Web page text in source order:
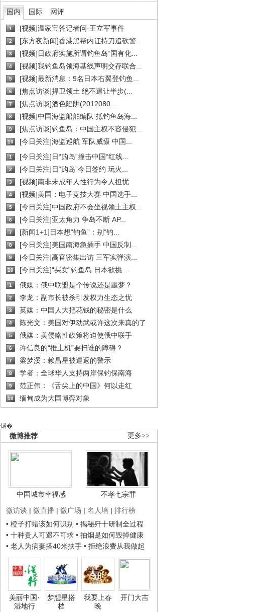
国内 国际 网评
1 [视频]温家宝答记者问·王立军事件
2 [东方夜新闻]香港黑帮内讧持刀追砍警...
3 [视频]日政府实施所谓钓鱼岛“国有化...
4 [视频]我钓鱼岛领海基线声明交存联合...
5 [视频]最新消息：9名日本右翼登钓鱼...
6 [焦点访谈]捍卫领土 绝不退让半步(...
7 [焦点访谈]酒色陷阱(2012080...
8 [视频]中国海监船舶编队 抵钓鱼岛海...
9 [焦点访谈]钓鱼岛：中国主权不容侵犯...
10 [今日关注]海监巡航 军队威慑 中国...
1 [今日关注]日“购岛”撞击中国“红线...
2 [今日关注]日“购岛”今日签约 玩火...
3 [视频]南非未成年人性行为令人担忧
4 [视频]美国：电子竞技大赛 中国选手...
5 [今日关注]中国政府不会坐视领土主权...
6 [今日关注]亚太角力 争岛不断 AP...
7 [新闻1+1]日本想“钓鱼”：别“钓...
8 [今日关注]美国南海急插手 中国反制...
9 [今日关注]高官密集出访 三军实弹演...
10 [今日关注]“买卖”钓鱼岛 日本欲挑...
1 俄媒：俄中联盟是个传说还是噩梦？
2 李龙：副市长被杀引发权力生态之忧
3 英媒：中国人大把花钱的秘密是什么
4 陈光文：美国对伊动武或许这次来真的了
5 俄媒：美侵略性政策将迫使俄中联手
6 许信良的“推土机”要扫谁的障碍？
7 梁梦溪：赖昌星被遣返的警示
8 学者：全球华人支持两岸保钓保南海
9 范正伟：《舌尖上的中国》何以走红
10 缅甸成为大国博弈对象
锘�
更多>>
微博推荐
中国城市幸福感
不孝七宗罪
微访谈 | 微直播 | 微广场 | 名人墙 | 排行榜
• 橙子打蜡该如何识别 • 揭秘歼十研制全过程
• 十种贵人可遇不可求 • 抽烟是如何毁掉健康
• 老人为病妻搭40米扶手 • 拒绝浪费从我做起
美丽中国·
湿地行
梦想星搭
档
我要上春
晚
开门大吉